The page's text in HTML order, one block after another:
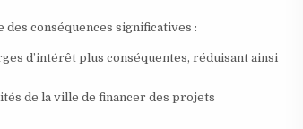
conséquences significatives :
d’intérêt plus conséquentes, réduisant ainsi
de la ville de financer des projets